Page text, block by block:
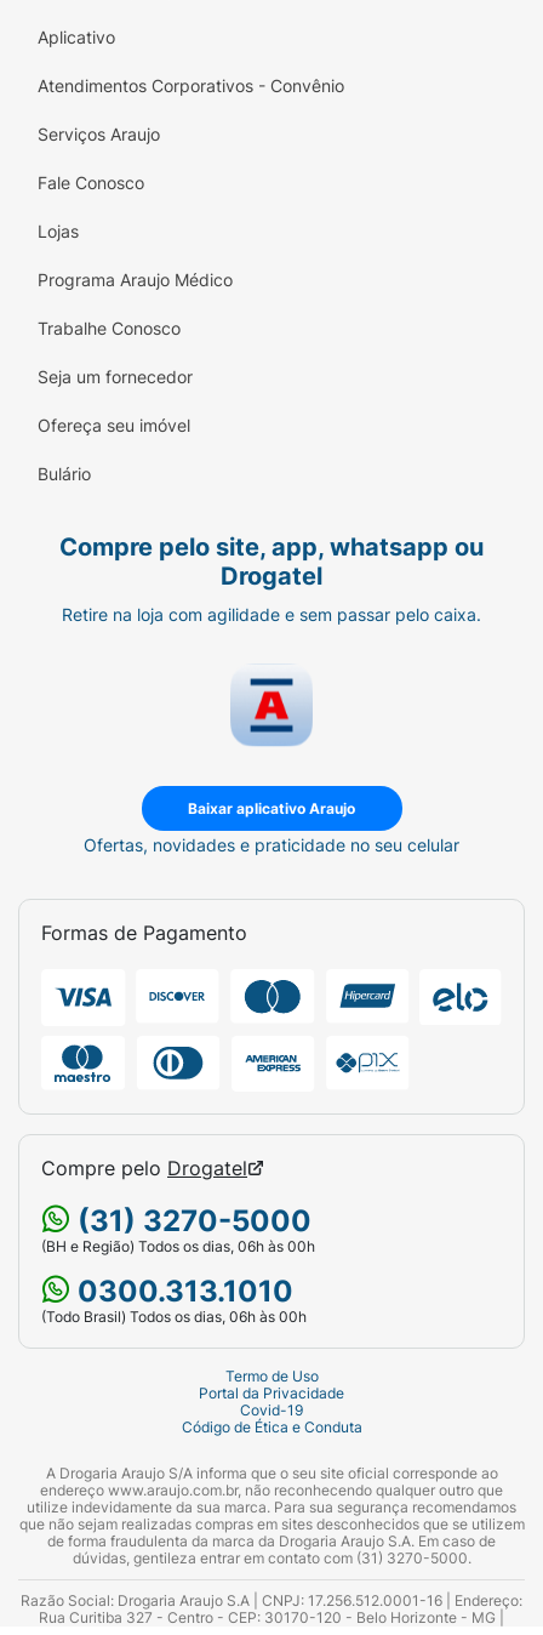
Aplicativo
Atendimentos Corporativos - Convênio
Serviços Araujo
Fale Conosco
Lojas
Programa Araujo Médico
Trabalhe Conosco
Seja um fornecedor
Ofereça seu imóvel
Bulário
Compre pelo site, app, whatsapp ou
Drogatel
Retire na loja com agilidade e sem passar pelo caixa.
Baixar aplicativo Araujo
Ofertas, novidades e praticidade no seu celular
Formas de Pagamento
Compre pelo Drogatel
(31) 3270-5000
(BH e Região) Todos os dias, 06h às 00h
0300.313.1010
(Todo Brasil) Todos os dias, 06h às 00h
Termo de Uso
Portal da Privacidade
Covid-19
Código de Ética e Conduta
A Drogaria Araujo S/A informa que o seu site oficial corresponde ao
endereço www.araujo.com.br, não reconhecendo qualquer outro que
utilize indevidamente da sua marca. Para sua segurança recomendamos
que não sejam realizadas compras em sites desconhecidos que se utilizem
de forma fraudulenta da marca da Drogaria Araujo S.A. Em caso de
dúvidas, gentileza entrar em contato com (31) 3270-5000.
Razão Social: Drogaria Araujo S.A | CNPJ: 17.256.512.0001-16 | Endereço:
Rua Curitiba 327 - Centro - CEP: 30170-120 - Belo Horizonte - MG |